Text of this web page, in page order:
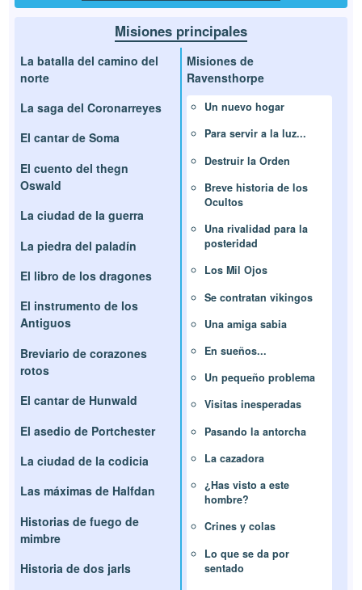
Misiones principales
La batalla del camino del
norte
La saga del Coronarreyes
El cantar de Soma
El cuento del thegn
Oswald
La ciudad de la guerra
La piedra del paladín
El libro de los dragones
El instrumento de los
Antiguos
Breviario de corazones
rotos
El cantar de Hunwald
El asedio de Portchester
La ciudad de la codicia
Las máximas de Halfdan
Historias de fuego de
mimbre
Historia de dos jarls
Misiones de
Ravensthorpe
Un nuevo hogar
Para servir a la luz...
Destruir la Orden
Breve historia de los
Ocultos
Una rivalidad para la
posteridad
Los Mil Ojos
Se contratan vikingos
Una amiga sabia
En sueños...
Un pequeño problema
Visitas inesperadas
Pasando la antorcha
La cazadora
¿Has visto a este
hombre?
Crines y colas
Lo que se da por
sentado